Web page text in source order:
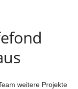
weitere Projekte